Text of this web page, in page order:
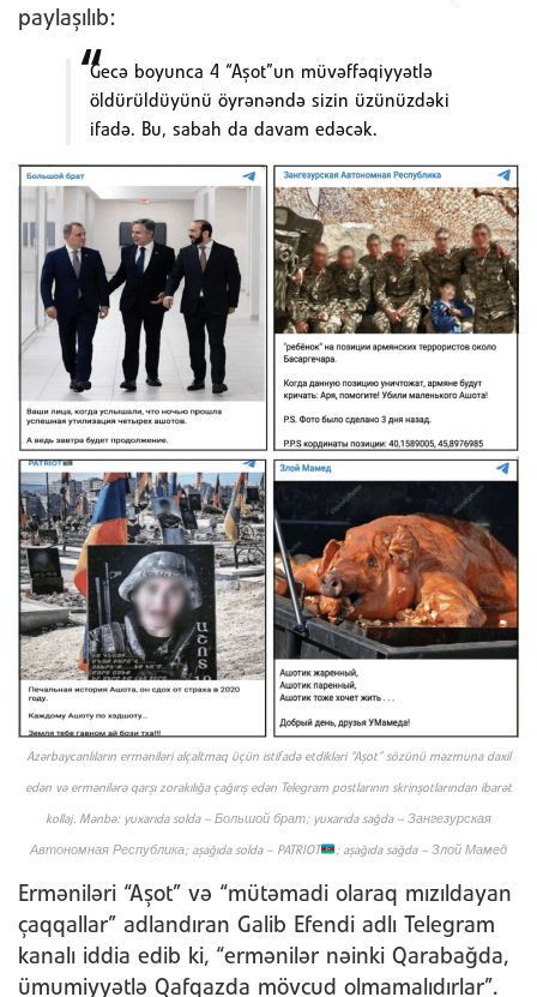
paylaşılıb:
Gecə boyunca 4 “Aşot”un müvəffəqiyyətlə
öldürüldüyünü öyrənəndə sizin üzünüzdəki
ifadə. Bu, sabah da davam edəcək.
Azərbaycanlıların erməniləri alçaltmaq üçün istifadə etdikləri “Aşot” sözünü məzmuna daxil
edən və ermənilərə qarşı zorakılığa çağırış edən Telegram postlarının skrinşotlarından ibarət
kollaj. Mənbə: yuxarıda solda – Большой брат; yuxarıda sağda – Зангезурская
Автономная Республика; aşağıda solda – PATRIOT ; aşağıda sağda – Злой Мамед
Erməniləri “Aşot” və “mütəmadi olaraq mızıldayan
çaqqallar” adlandıran Galib Efendi adlı Telegram
kanalı iddia edib ki, “ermənilər nəinki Qarabağda,
ümumiyyətlə Qafqazda mövcud olmamalıdırlar”.